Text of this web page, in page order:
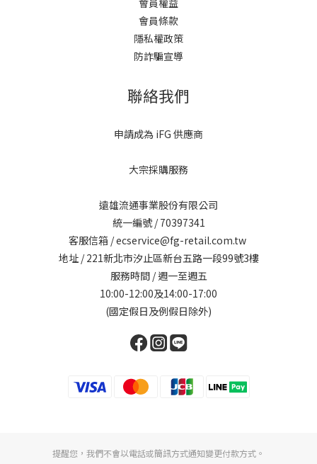
會員權益
會員條款
隱私權政策
防詐騙宣導
聯絡我們
申請成為 iFG 供應商
大宗採購服務
遠雄流通事業股份有限公司
統一編號 / 70397341
客服信箱 / ecservice@fg-retail.com.tw
地址 / 221新北市汐止區新台五路一段99號3樓
服務時間 / 週一至週五
10:00-12:00及14:00-17:00
(國定假日及例假日除外)
提醒您，我們不會以電話或簡訊方式通知變更付款方式。